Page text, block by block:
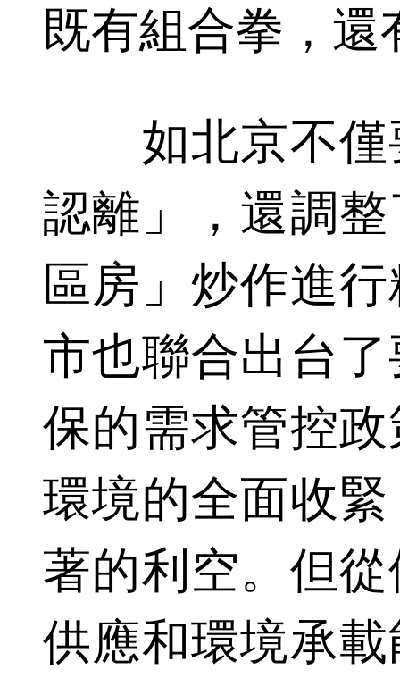
既有組合拳，還
如北京不僅
認離」，還調
區房」炒作進
市也聯合出台
保的需求管控
環境的全面收
著的利空。但
供應和環境承